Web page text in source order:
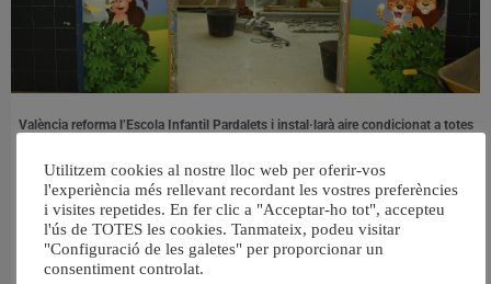
València reforma l’Escola Infantil Pardalets i instal·larà aire condicionat a totes
5 agost, 2026
Utilitzem cookies al nostre lloc web per oferir-vos
l'experiència més rellevant recordant les vostres preferències
i visites repetides. En fer clic a "Acceptar-ho tot", accepteu
l'ús de TOTES les cookies. Tanmateix, podeu visitar
"Configuració de les galetes" per proporcionar un
consentiment controlat.